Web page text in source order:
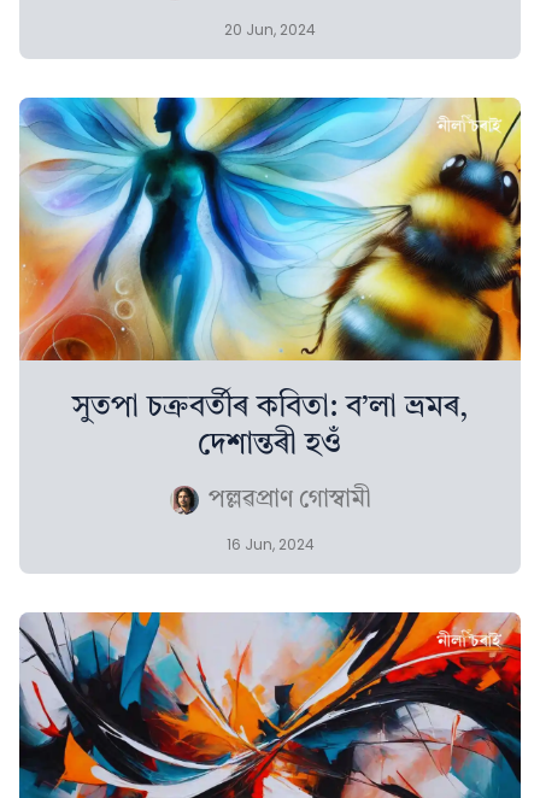
20 Jun, 2024
সুতপা চক্ৰবৰ্তীৰ কবিতা: ব’লা ভ্ৰমৰ,
দেশান্তৰী হওঁ
পল্লৱপ্ৰাণ গোস্বামী
16 Jun, 2024